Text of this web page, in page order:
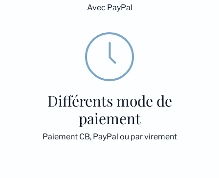
Avec PayPal
Différents mode de
paiement
Paiement CB, PayPal ou par virement